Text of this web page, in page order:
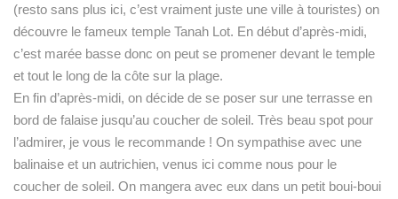
(resto sans plus ici, c’est vraiment juste une ville à touristes) on
découvre le fameux temple Tanah Lot. En début d’après-midi,
c’est marée basse donc on peut se promener devant le temple
et tout le long de la côte sur la plage.
En fin d’après-midi, on décide de se poser sur une terrasse en
bord de falaise jusqu’au coucher de soleil. Très beau spot pour
l’admirer, je vous le recommande ! On sympathise avec une
balinaise et un autrichien, venus ici comme nous pour le
coucher de soleil. On mangera avec eux dans un petit boui-boui